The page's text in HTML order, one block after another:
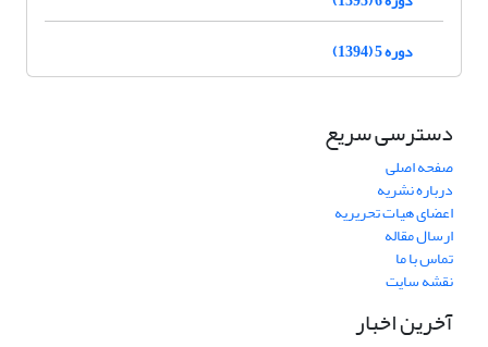
دوره 5 (1394)
دسترسی سریع
صفحه اصلی
درباره نشریه
اعضای هیات تحریریه
ارسال مقاله
تماس با ما
نقشه سایت
آخرین اخبار